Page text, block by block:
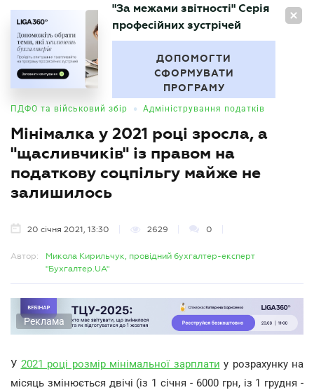
UA
БУХГАЛТЕР
"За межами звітності" Серія
професійних зустрічей
ДОПОМОГТИ
СФОРМУВАТИ
ПРОГРАМУ
ПДФО та військовий збір • Адміністрування податків
Мінімалка у 2021 році зросла, а
"щасливчиків" із правом на
податкову соцпільгу майже не
залишилось
20 січня 2021, 13:30 2629 0
Автор:
Микола Кирильчук, провідний бухгалтер-експерт
"Бухгалтер.UA"
Реклама
У 2021 році розмір мінімальної зарплати у розрахунку на
місяць змінюється двічі (із 1 січня - 6000 грн, із 1 грудня -